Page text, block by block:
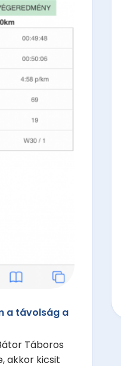
a távolság a
Táboros
akkor kicsit